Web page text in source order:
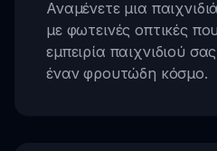
Αναμένετε μια
με φωτεινές οπτικές
εμπειρία παιχνιδιού
έναν φρουτώδη κόσμο.